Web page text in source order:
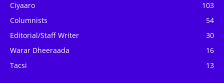
Ciyaaro
103
Columnists
54
Editorial/Staff Writer
30
Warar Dheeraada
16
Tacsi
13